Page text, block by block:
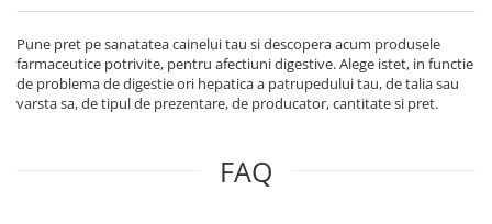
Pune pret pe sanatatea cainelui tau si descopera acum produsele
farmaceutice potrivite, pentru afectiuni digestive. Alege istet, in functie
de problema de digestie ori hepatica a patrupedului tau, de talia sau
varsta sa, de tipul de prezentare, de producator, cantitate si pret.
FAQ